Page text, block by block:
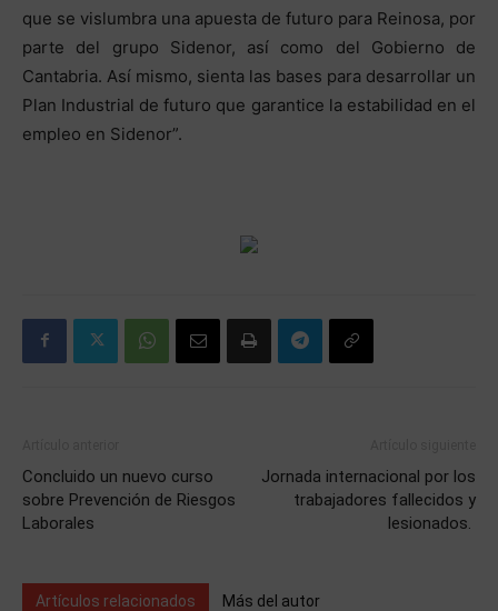
que se vislumbra una apuesta de futuro para Reinosa, por
parte del grupo Sidenor, así como del Gobierno de
Cantabria. Así mismo, sienta las bases para desarrollar un
Plan Industrial de futuro que garantice la estabilidad en el
empleo en Sidenor”.
Concluido un nuevo curso
sobre Prevención de Riesgos
Laborales
Jornada internacional por los
trabajadores fallecidos y
lesionados.
Artículos relacionados Más del autor